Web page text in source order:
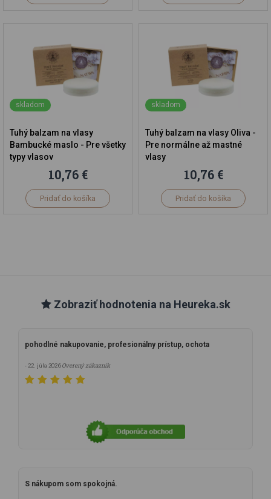
skladom
Tuhý balzam na vlasy
Bambucké maslo - Pre všetky
typy vlasov
10,76 €
Pridať do košíka
skladom
Tuhý balzam na vlasy Oliva -
Pre normálne až mastné
vlasy
10,76 €
Pridať do košíka
Zobraziť hodnotenia na Heureka.sk
pohodlné nakupovanie, profesionálny prístup, ochota
- 22. júla 2026Overený zákazník
S nákupom som spokojná.